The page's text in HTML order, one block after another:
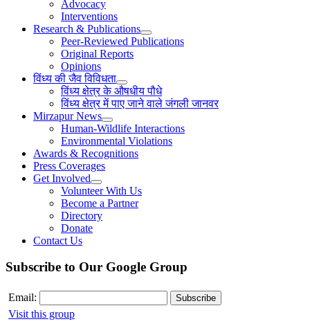
Advocacy
Interventions
Research & Publications
Peer-Reviewed Publications
Original Reports
Opinions
विंध्य की जैव विविधता
विंध्य क्षेत्र के औषधीय पौधे
विंध्य क्षेत्र में पाए जाने वाले जंगली जानवर
Mirzapur News
Human-Wildlife Interactions
Environmental Violations
Awards & Recognitions
Press Coverages
Get Involved
Volunteer With Us
Become a Partner
Directory
Donate
Contact Us
Subscribe to Our Google Group
Email:
Visit this group